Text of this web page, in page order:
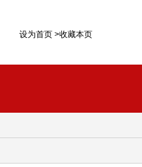
设为首页 >收藏本页